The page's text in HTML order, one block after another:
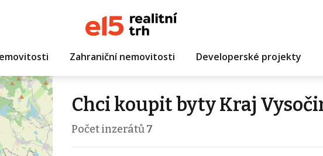
Zahraniční nemovitosti Developerské projekty
Chci koupit byty Kraj
Počet inzerátů7